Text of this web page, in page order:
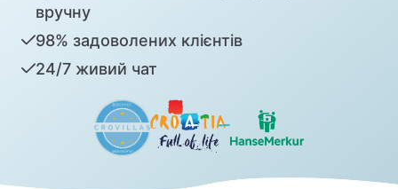
вручну
98% задоволених клієнтів
24/7 живий чат